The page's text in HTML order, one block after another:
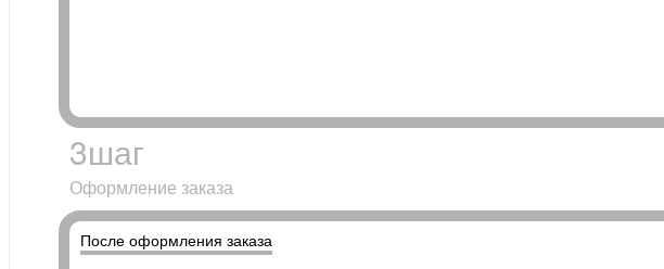
3шаг
Оформление заказа
После оформления заказа